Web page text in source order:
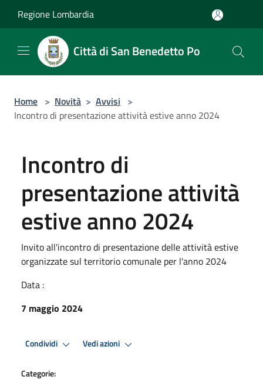
Regione Lombardia
Città di San Benedetto Po
Home > Novità > Avvisi >
Incontro di presentazione attività estive anno 2024
Incontro di
presentazione attività
estive anno 2024
Invito all'incontro di presentazione delle attività estive
organizzate sul territorio comunale per l'anno 2024
Data :
7 maggio 2024
Condividi Vedi azioni
Categorie: